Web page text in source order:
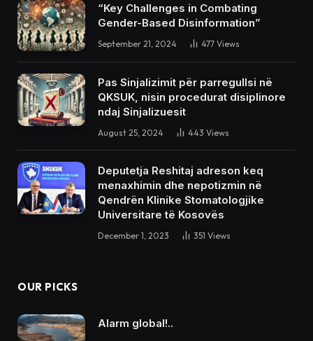
“Key Challenges in Combating
Gender-Based Disinformation”
September 21, 2024 477 Views
Pas Sinjalizimit për parregullsi në
QKSUK, nisin procedurat disiplinore
ndaj Sinjalizuesit
August 25, 2024 443 Views
Deputetja Reshitaj adreson keq
menaxhimin dhe nepotizmin në
Qendrën Klinike Stomatologjike
Universitare të Kosovës
December 1, 2023 351 Views
OUR PICKS
Alarm global!..